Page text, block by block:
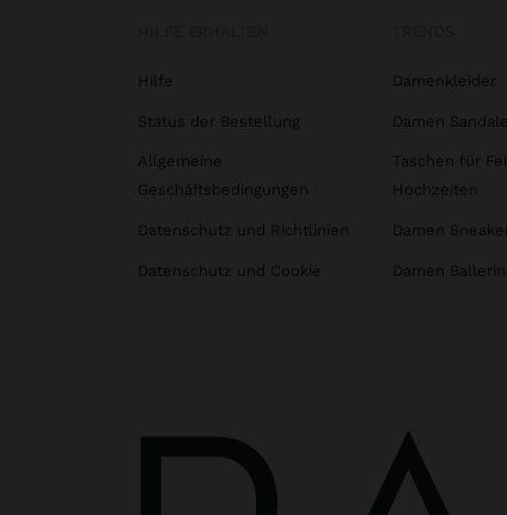
Hilfe
Status der Bestellung
Allgemeine
Geschäftsbedingungen
Datenschutz und Richtlinien
Datenschutz und Cookie
Damenkleider
Damen
Taschen für
Hochzeiten
Damen Sneaker
Damen